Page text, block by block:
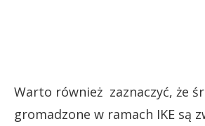
Warto również zaznaczyć, że
gromadzone w ramach IKE są